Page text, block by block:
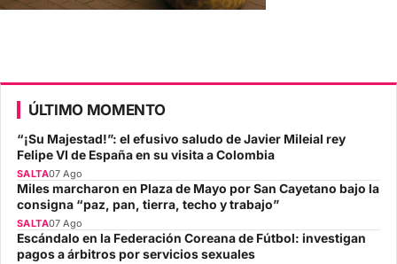
ÚLTIMO MOMENTO
“¡Su Majestad!”: el efusivo saludo de Javier Mileial rey
Felipe VI de España en su visita a Colombia
SALTA07 Ago
Miles marcharon en Plaza de Mayo por San Cayetano bajo la
consigna “paz, pan, tierra, techo y trabajo”
SALTA07 Ago
Escándalo en la Federación Coreana de Fútbol: investigan
pagos a árbitros por servicios sexuales